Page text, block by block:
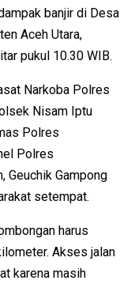
banjir di Desa
Aceh Utara,
pukul 10.30 WIB.
Narkoba Polres
Nisam Iptu
Polres
Polres
Geuchik Gampong
setempat.
harus
Akses jalan
karena masih